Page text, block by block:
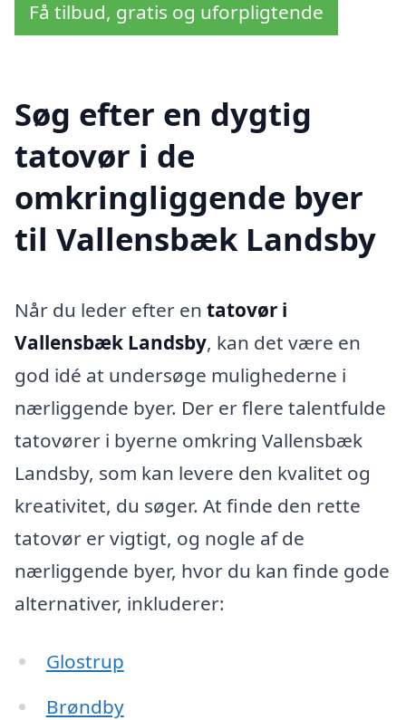
Få tilbud, gratis og uforpligtende
Søg efter en dygtig
tatovør i de
omkringliggende byer
til Vallensbæk Landsby
Når du leder efter en tatovør i
Vallensbæk Landsby, kan det være en
god idé at undersøge mulighederne i
nærliggende byer. Der er flere talentfulde
tatovører i byerne omkring Vallensbæk
Landsby, som kan levere den kvalitet og
kreativitet, du søger. At finde den rette
tatovør er vigtigt, og nogle af de
nærliggende byer, hvor du kan finde gode
alternativer, inkluderer:
Glostrup
Brøndby